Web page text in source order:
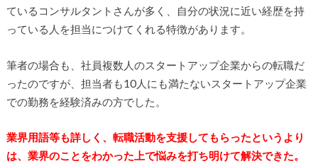
ているコンサルタントさんが多く、自分の状況に近い経歴を持
っている人を担当につけてくれる特徴があります。
筆者の場合も、社員複数人のスタートアップ企業からの転職だ
ったのですが、担当者も10人にも満たないスタートアップ企業
での勤務を経験済みの方でした。
業界用語等も詳しく、転職活動を支援してもらったというより
は、業界のことをわかった上で悩みを打ち明けて解決できた。